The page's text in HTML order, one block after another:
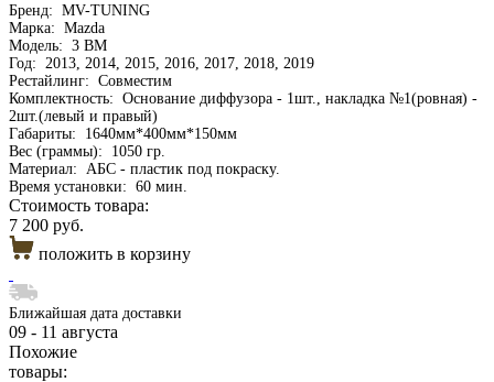
Бренд: MV-TUNING
Марка: Mazda
Модель: 3 BM
Год:
2013, 2014, 2015, 2016, 2017, 2018, 2019
Рестайлинг: Совместим
Комплектность: Основание диффузора - 1шт., накладка №1(ровная) -
2шт.(левый и правый)
Габариты:
1640мм*400мм*150мм
Вес (граммы):
1050 гр.
Материал:
АБС - пластик под покраску.
Время установки: 60 мин.
Стоимость товара:
7 200 руб.
положить в корзину
Ближайшая дата доставки
09 - 11 августа
Похожие
товары: